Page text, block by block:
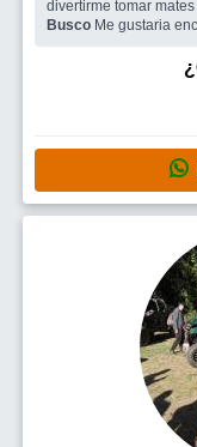
divertirme tomar
Busco Me gustaria